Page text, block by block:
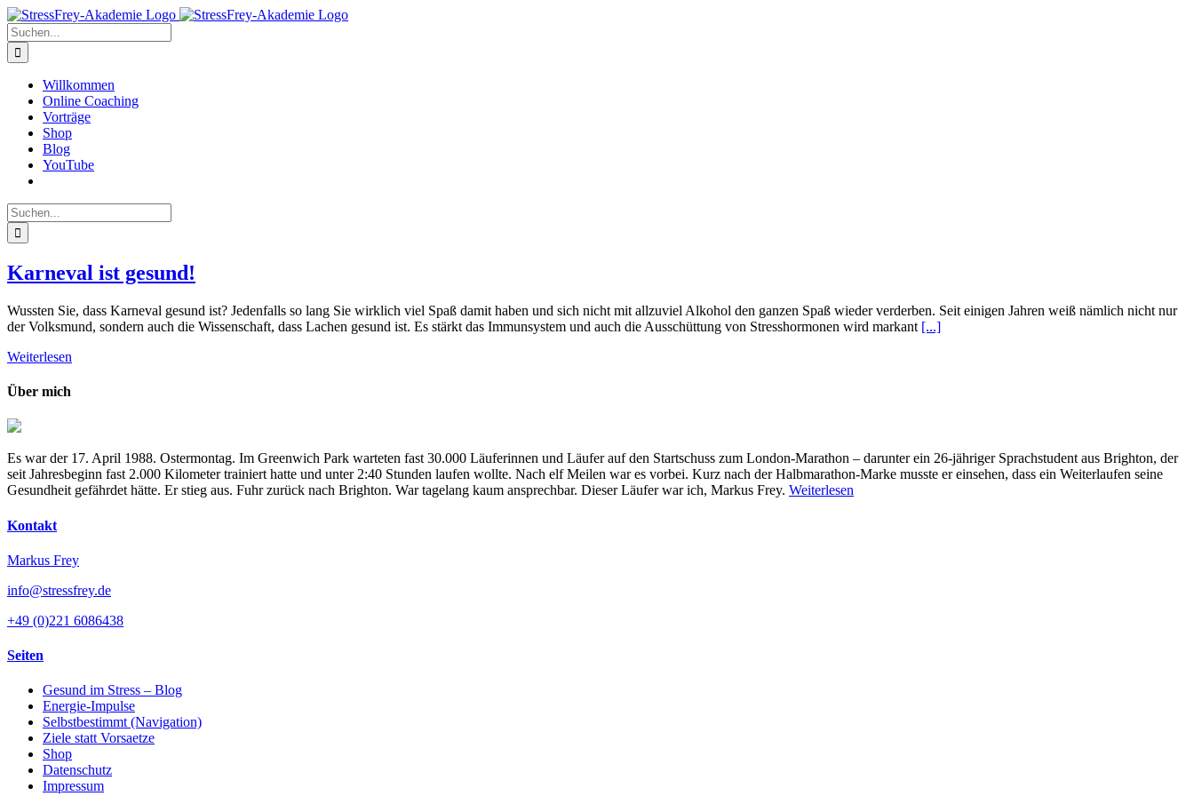
Zum
Inhalt
springen
Suche
nach:
Willkommen
Online Coaching
Vorträge
Shop
Blog
YouTube
Suche
nach:
Karneval ist gesund!
Wussten Sie, dass Karneval gesund ist? Jedenfalls so lang Sie wirklich viel Spaß damit haben und sich nicht mit allzuviel Alkohol den ganzen Spaß wieder verderben. Seit einigen Jahren weiß nämlich nicht nur
der Volksmund, sondern auch die Wissenschaft, dass Lachen gesund ist. Es stärkt das Immunsystem und auch die Ausschüttung von Stresshormonen wird markant [...]
Weiterlesen
Über mich
Es war der 17. April 1988. Ostermontag. Im Greenwich Park warteten fast 30.000 Läuferinnen und Läufer auf den Startschuss zum London-Marathon – darunter ein 26-jähriger Sprachstudent aus Brighton, der
seit Jahresbeginn fast 2.000 Kilometer trainiert hatte und unter 2:40 Stunden laufen wollte. Nach elf Meilen war es vorbei. Kurz nach der Halbmarathon-Marke musste er einsehen, dass ein Weiterlaufen seine
Gesundheit gefährdet hätte. Er stieg aus. Fuhr zurück nach Brighton. War tagelang kaum ansprechbar. Dieser Läufer war ich, Markus Frey. Weiterlesen
Kontakt
Markus Frey
info@stressfrey.de
+49 (0)221 6086438
Seiten
Gesund im Stress – Blog
Energie-Impulse
Selbstbestimmt (Navigation)
Ziele statt Vorsaetze
Shop
Datenschutz
Impressum